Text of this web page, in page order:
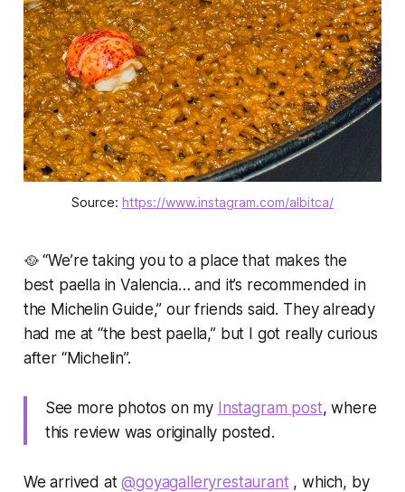
Source: https://www.instagram.com/albitca/
🥘 “We’re taking you to a place that makes the
best paella in Valencia… and it’s recommended in
the Michelin Guide,” our friends said. They already
had me at “the best paella,” but I got really curious
after “Michelin”.
See more photos on my Instagram post, where
this review was originally posted.
We arrived at@goyagalleryrestaurant , which, by